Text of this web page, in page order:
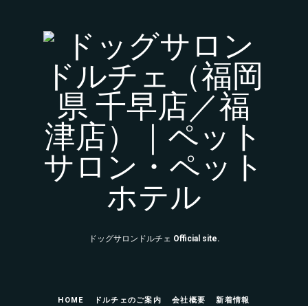
ド
ッ
グ
サ
ロ
チ
ドッグサロンドルチェ Official site.
HOME ドルチェのご案内 会社概要 新着情報